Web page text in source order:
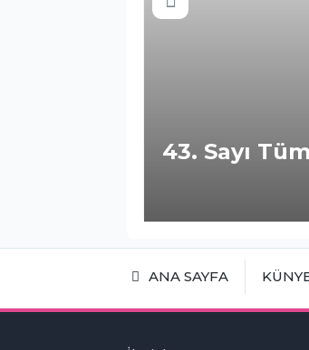
43. Sayı
ANA SAYFA